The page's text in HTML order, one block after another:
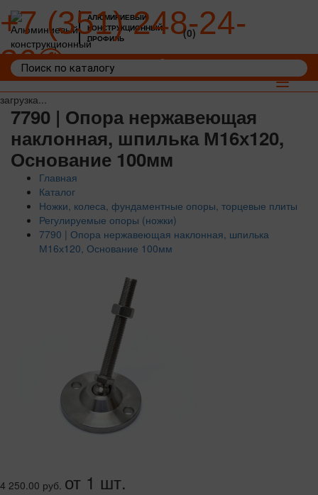
загрузка...
АЛЮМИНИЕВЫЙ
КОНСТРУКЦИОННЫЙ
ПРОФИЛЬ
+7 (351) 248-24-
36
(0)
Toggle
7790 | Опора нержавеющая
наклонная, шпилька М16х120,
Основание 100мм
Главная
Каталог
Ножки, колеса, фундаментные опоры, торцевые плиты
Регулируемые опоры (ножки)
7790 | Опора нержавеющая наклонная, шпилька
М16х120, Основание 100мм
4 250.00 руб. от 1 шт.